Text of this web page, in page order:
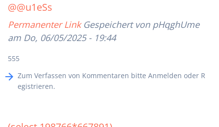
@@u1eSs
Permanenter Link Gespeichert von pHqghUme
am Do, 06/05/2025 - 19:44
555
Zum Verfassen von Kommentaren bitte Anmelden oder R
egistrieren.